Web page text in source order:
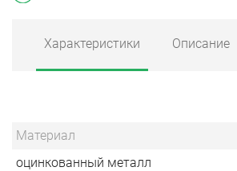
Характеристики Описание
Материал
оцинкованный металл